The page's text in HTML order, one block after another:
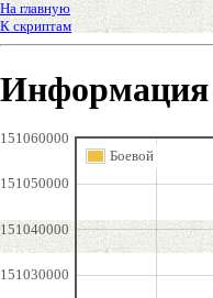
На главную
К скриптам
Информация
151030000
151040000
151050000
151060000
Боевой